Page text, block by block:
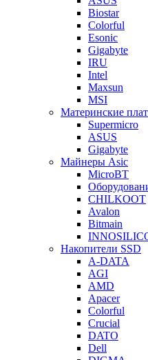
Biostar
Colorful
Esonic
Gigabyte
IRU
Intel
Maxsun
MSI
Материнские
Supermicro
ASUS
Gigabyte
Майнеры Asic
MicroBT
CHILKOOT
Avalon
Bitmain
Накопители SSD
A-DATA
AGI
AMD
Apacer
Colorful
Crucial
DATO
Dell